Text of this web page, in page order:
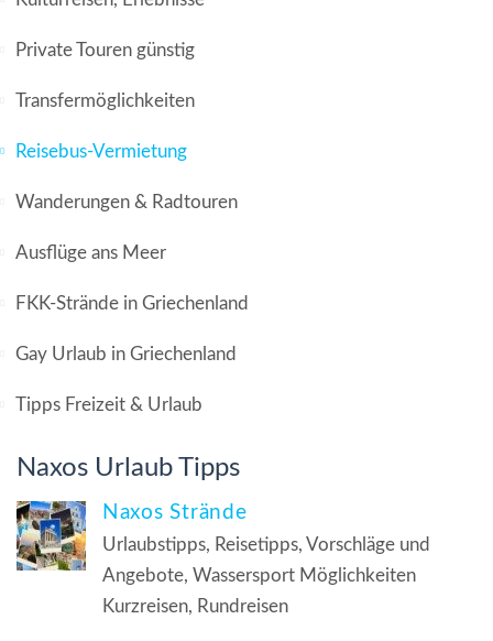
Private Touren günstig
Transfermöglichkeiten
Reisebus-Vermietung
Wanderungen & Radtouren
Ausflüge ans Meer
FKK-Strände in Griechenland
Gay Urlaub in Griechenland
Tipps Freizeit & Urlaub
Naxos Urlaub Tipps
Naxos Strände
Urlaubstipps, Reisetipps, Vorschläge und
Angebote, Wassersport Möglichkeiten
Kurzreisen, Rundreisen